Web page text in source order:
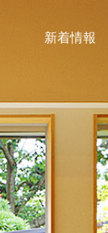
新着情報